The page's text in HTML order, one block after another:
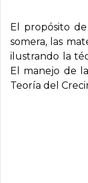
El propósito
somera, las
ilustrando la
El manejo de
Teoría del